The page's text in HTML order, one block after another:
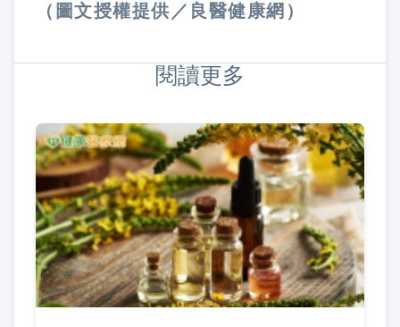
（圖文授權提供／良醫健康網）
閱讀更多